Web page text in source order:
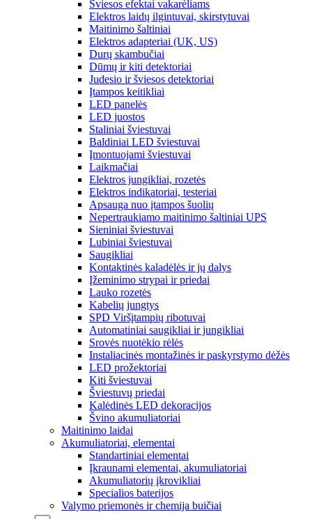
Šviesos efektai vakarėliams
Elektros laidų ilgintuvai, skirstytuvai
Maitinimo šaltiniai
Elektros adapteriai (UK, US)
Durų skambučiai
Dūmų ir kiti detektoriai
Judesio ir šviesos detektoriai
Įtampos keitikliai
LED panelės
LED juostos
Staliniai šviestuvai
Baldiniai LED šviestuvai
Įmontuojami šviestuvai
Laikmačiai
Elektros jungikliai, rozetės
Elektros indikatoriai, testeriai
Apsauga nuo įtampos šuolių
Nepertraukiamo maitinimo šaltiniai UPS
Sieniniai šviestuvai
Lubiniai šviestuvai
Saugikliai
Kontaktinės kaladėlės ir jų dalys
Įžeminimo strypai ir priedai
Lauko rozetės
Kabelių jungtys
SPD Viršįtampių ribotuvai
Automatiniai saugikliai ir jungikliai
Srovės nuotėkio rėlės
Instaliacinės montažinės ir paskyrstymo dėžės
LED prožektoriai
Kiti šviestuvai
Šviestuvų priedai
Kalėdinės LED dekoracijos
Švino akumuliatoriai
Maitinimo laidai
Akumuliatoriai, elementai
Standartiniai elementai
Įkraunami elementai, akumuliatoriai
Akumuliatorių įkrovikliai
Specialios baterijos
Valymo priemonės ir chemija buičiai